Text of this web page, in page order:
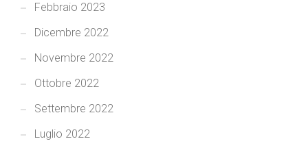
Febbraio 2023
Dicembre 2022
Novembre 2022
Ottobre 2022
Settembre 2022
Luglio 2022